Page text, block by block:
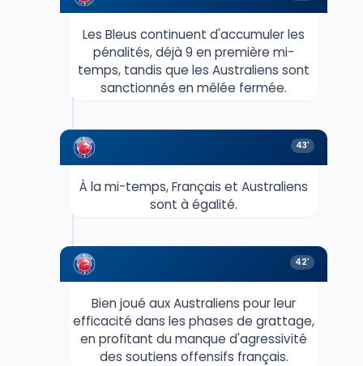
Les Bleus continuent d'accumuler les
pénalités, déjà 9 en première mi-
temps, tandis que les Australiens sont
sanctionnés en mêlée fermée.
43'
À la mi-temps, Français et Australiens
sont à égalité.
42'
Bien joué aux Australiens pour leur
efficacité dans les phases de grattage,
en profitant du manque d'agressivité
des soutiens offensifs français.